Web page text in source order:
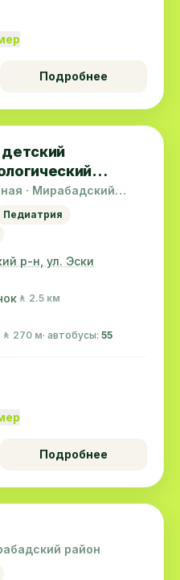
Подробнее
· Мирабадский
Педиатрия
р-н, ул. Эски
🚶 2.5 км
🚶 270 м· автобусы: 55
Подробнее
район